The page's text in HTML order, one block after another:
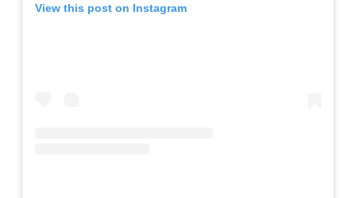
View this post on Instagram